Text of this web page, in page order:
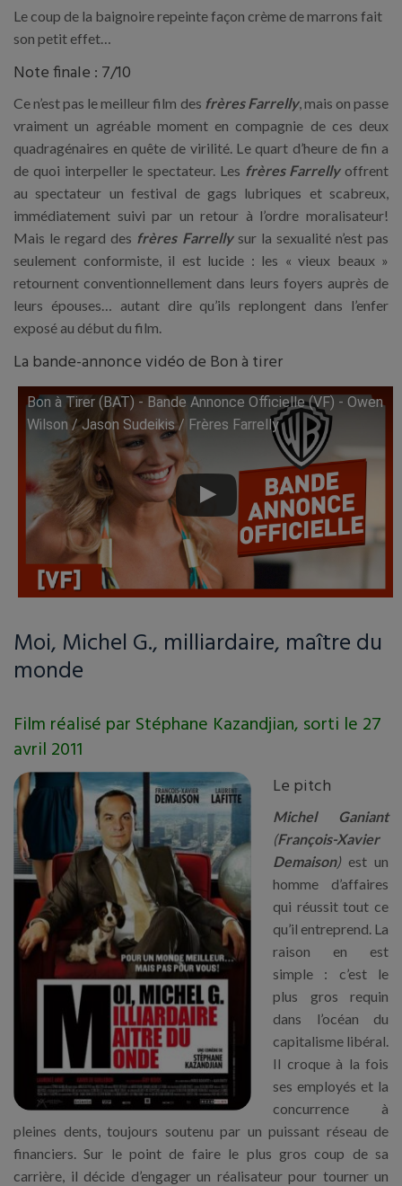
Le coup de la baignoire repeinte façon crème de marrons fait
son petit effet…
Note finale : 7/10
Ce n’est pas le meilleur film des frères Farrelly, mais on passe
vraiment un agréable moment en compagnie de ces deux
quadragénaires en quête de virilité. Le quart d’heure de fin a
de quoi interpeller le spectateur. Les frères Farrellyoffrent
au spectateur un festival de gags lubriques et scabreux,
immédiatement suivi par un retour à l’ordre moralisateur!
Mais le regard des frères Farrellysur la sexualité n’est pas
seulement conformiste, il est lucide : les « vieux beaux »
retournent conventionnellement dans leurs foyers auprès de
leurs épouses… autant dire qu’ils replongent dans l’enfer
exposé au début du film.
La bande-annonce vidéo de Bon à tirer
Bon à Tirer (BAT) - Bande Annonce Officielle (VF) - Owen
Wilson / Jason Sudeikis / Frères Farrelly
Lire cette vidéo sur YouTube
Moi, Michel G., milliardaire, maître du
monde
Film réalisé par Stéphane Kazandjian, sorti le 27
avril 2011
Le pitch
Michel Ganiant
(François-Xavier
Demaison)est un
homme d’affaires
qui réussit tout ce
qu’il entreprend. La
raison en est
simple : c’est le
plus gros requin
dans l’océan du
capitalisme libéral.
Il croque à la fois
ses employés et la
concurrence à
pleines dents, toujours soutenu par un puissant réseau de
financiers. Sur le point de faire le plus gros coup de sa
carrière, il décide d’engager un réalisateur pour tourner un